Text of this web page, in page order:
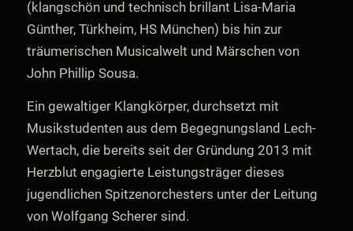
(klangschön und technisch brillant Lisa-Maria
Günther, Türkheim, HS München) bis hin zur
träumerischen Musicalwelt und Märschen von
John Phillip Sousa.
Ein gewaltiger Klangkörper, durchsetzt mit
Musikstudenten aus dem Begegnungsland Lech-
Wertach, die bereits seit der Gründung 2013 mit
Herzblut engagierte Leistungsträger dieses
jugendlichen Spitzenorchesters unter der Leitung
von Wolfgang Scherer sind.